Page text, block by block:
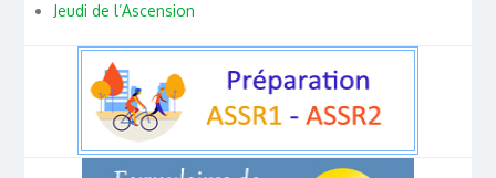
Jeudi de l’Ascension